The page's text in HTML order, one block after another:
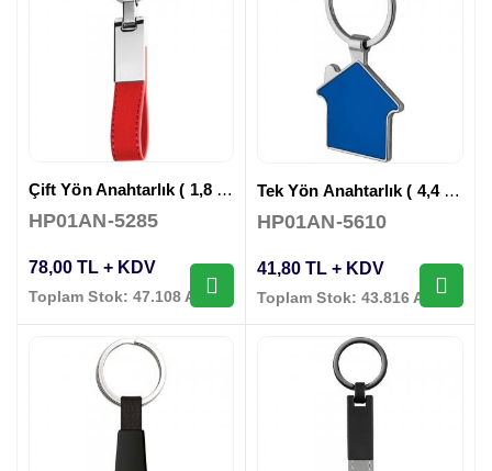
Çift Yön Anahtarlık ( 1,8 x 11,6 cm )
HP01AN-5285
78,00 TL + KDV
Toplam Stok: 47.108 Adet
Tek Yön Anahtarlık ( 4,4 x 8 cm )
HP01AN-5610
41,80 TL + KDV
Toplam Stok: 43.816 Adet